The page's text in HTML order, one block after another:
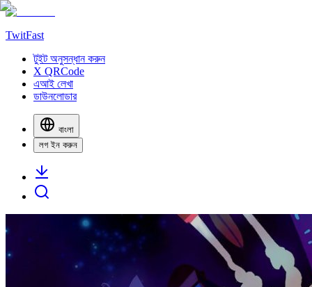
TwitFast
টুইট অনুসন্ধান করুন
X QRCode
এআই লেখা
ডাউনলোডার
বাংলা
লগ ইন করুন